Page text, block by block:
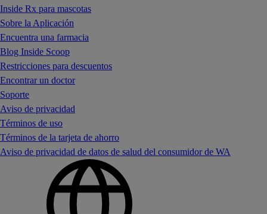
Inside Rx para mascotas
Sobre la Aplicación
Encuentra una farmacia
Blog Inside Scoop
Restricciones para descuentos
Encontrar un doctor
Soporte
Aviso de privacidad
Términos de uso
Términos de la tarjeta de ahorro
Aviso de privacidad de datos de salud del consumidor de WA